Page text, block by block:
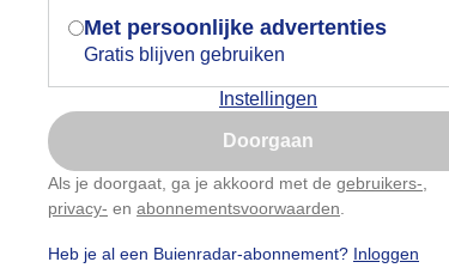
Met persoonlijke advertenties
Gratis blijven gebruiken
Instellingen
Doorgaan
Als je doorgaat, ga je akkoord met de gebruikers-
privacy- en abonnementsvoorwaarden
Heb je al een Buienradar-abonnement? Inloggen
je browser waarin deze toestemming
gevraagd wordt.
Is goed, toon de popup
Nu niet, misschien later
Gebruik je Safari en wil je niet elke dag deze
Klikhierom dit aan te passen